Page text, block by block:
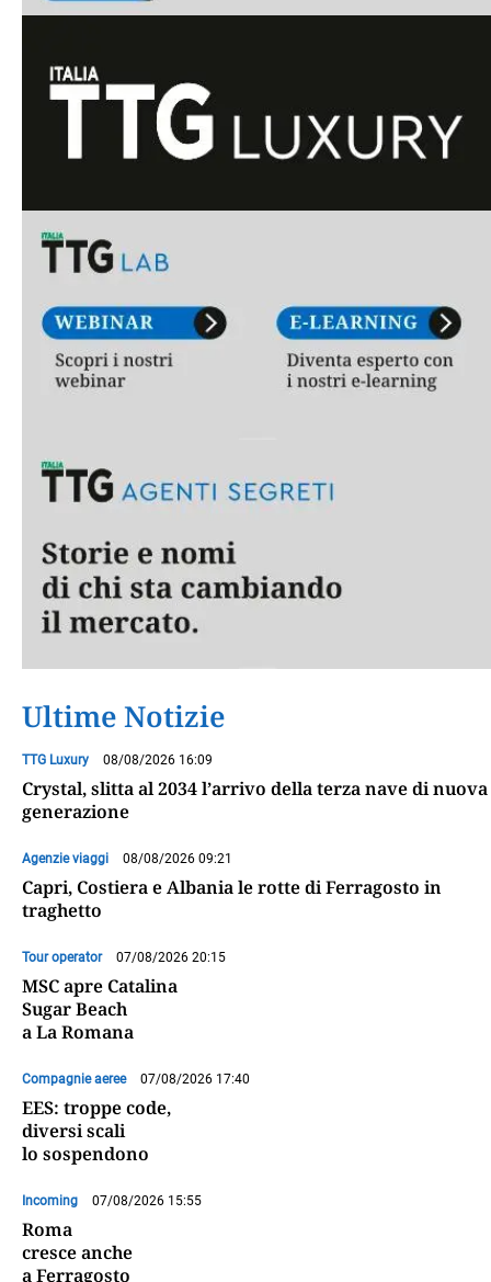
Ultime Notizie
TTG Luxury 08/08/2026 16:09
Crystal, slitta al 2034 l’arrivo della terza nave di nuova
generazione
Agenzie viaggi 08/08/2026 09:21
Capri, Costiera e Albania le rotte di Ferragosto in
traghetto
Tour operator 07/08/2026 20:15
MSC apre Catalina
Sugar Beach
a La Romana
Compagnie aeree 07/08/2026 17:40
EES: troppe code,
diversi scali
lo sospendono
Incoming 07/08/2026 15:55
Roma
cresce anche
a Ferragosto